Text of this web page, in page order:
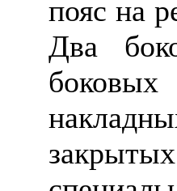
пояс на
Два